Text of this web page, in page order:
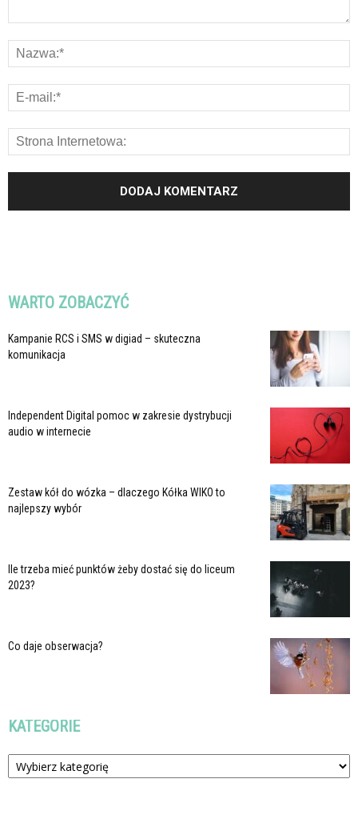
WARTO ZOBACZYĆ
Kampanie RCS i SMS w digiad – skuteczna
komunikacja
Independent Digital pomoc w zakresie dystrybucji
audio w internecie
Zestaw kół do wózka – dlaczego Kółka WIKO to
najlepszy wybór
Ile trzeba mieć punktów żeby dostać się do liceum
2023?
Co daje obserwacja?
KATEGORIE
Kategorie